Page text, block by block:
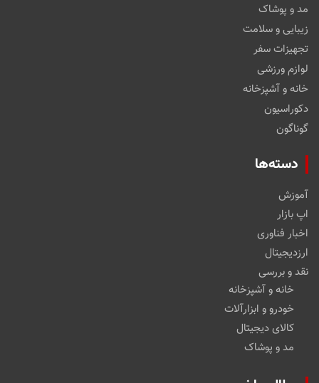
مد و پوشاک
زیبایی و سلامت
تجهیزات سفر
لوازم ورزشی
خانه و آشپزخانه
دکوراسیون
گوناگون
دسته‌ها
آموزش
اپ بازار
اخبار فناوری
ارزدیجیتال
نقد و بررسی
خانه و آشپزخانه
خودرو و ابزارآلات
کالای دیجیتال
مد و پوشاک